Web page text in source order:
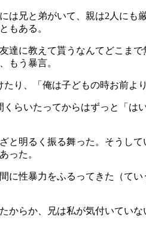
兄と弟がいて、親は2人にも
もある。
に教えて貰うなんてどこま
もう暴言。
り、「俺は子どもの時お前よ
らいたってからはずっと「は
明るく振る舞った。そうし
った。
性暴力をふるってきた（て
らか、兄は私が気付いてい